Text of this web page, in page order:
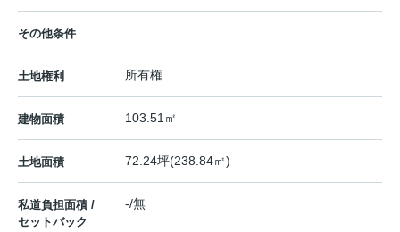
その他条件
土地権利 所有権
建物面積 103.51㎡
土地面積 72.24坪(238.84㎡)
私道負担面積 /
セットバック
-/無